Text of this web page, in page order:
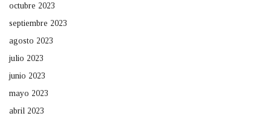
octubre 2023
septiembre 2023
agosto 2023
julio 2023
junio 2023
mayo 2023
abril 2023